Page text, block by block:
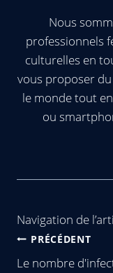
Nous
professionnels
culturelles en
vous proposer
le monde tout
ou
Navigation de
PRÉCÉDENT
Le nombre